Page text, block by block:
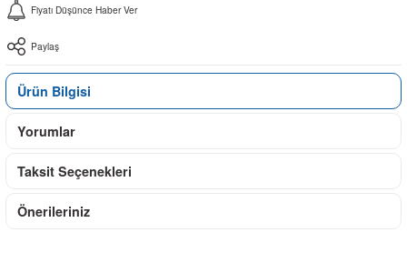
Fiyatı Düşünce Haber Ver
Paylaş
Ürün Bilgisi
Yorumlar
Taksit Seçenekleri
Önerileriniz